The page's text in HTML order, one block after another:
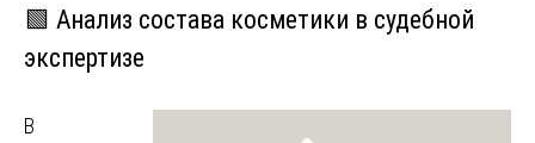
🟩 Анализ состава косметики в судебной
экспертизе
В